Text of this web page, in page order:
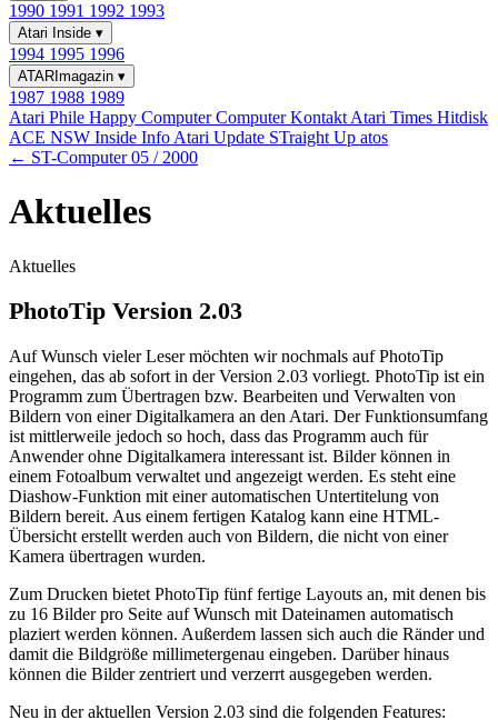
1990 1991 1992 1993
Atari Inside ▾
1994 1995 1996
ATARImagazin ▾
1987 1988 1989
Atari Phile Happy ComputerComputer Kontakt Atari Times Hitdisk
ACE NSW Inside Info Atari Update STraight Up atos
← ST-Computer 05 / 2000
Aktuelles
Aktuelles
PhotoTip Version 2.03
Auf Wunsch vieler Leser möchten wir nochmals auf PhotoTip
eingehen, das ab sofort in der Version 2.03 vorliegt. PhotoTip ist ein
Programm zum Übertragen bzw. Bearbeiten und Verwalten von
Bildern von einer Digitalkamera an den Atari. Der Funktionsumfang
ist mittlerweile jedoch so hoch, dass das Programm auch für
Anwender ohne Digitalkamera interessant ist. Bilder können in
einem Fotoalbum verwaltet und angezeigt werden. Es steht eine
Diashow-Funktion mit einer automatischen Untertitelung von
Bildern bereit. Aus einem fertigen Katalog kann eine HTML-
Übersicht erstellt werden auch von Bildern, die nicht von einer
Kamera übertragen wurden.
Zum Drucken bietet PhotoTip fünf fertige Layouts an, mit denen bis
zu 16 Bilder pro Seite auf Wunsch mit Dateinamen automatisch
plaziert werden können. Außerdem lassen sich auch die Ränder und
damit die Bildgröße millimetergenau eingeben. Darüber hinaus
können die Bilder zentriert und verzerrt ausgegeben werden.
Neu in der aktuellen Version 2.03 sind die folgenden Features: